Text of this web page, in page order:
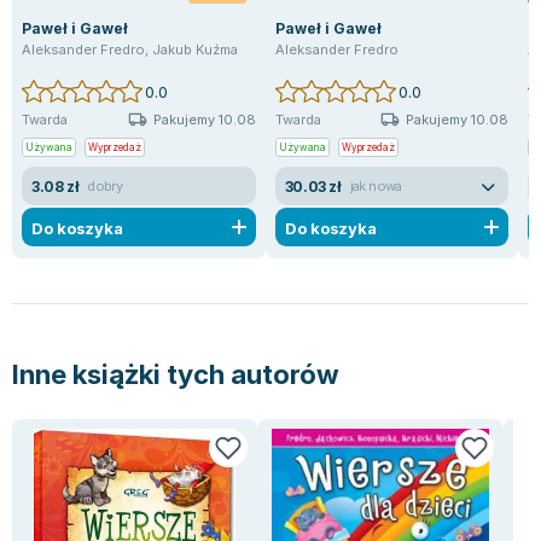
Joseph Murphy
Jan Sztaudynger
Aleksander Puszkin
Oscar Wilde
Małgorzata Ohme
Leszek Czarnecki
Joanna Racewicz
Janina Zającówna
Anna Prus (oprac.)
Nela Mała Reporterka
Agnieszka Maciąg
Barbara Wrzesińska
Terry Pratchett
Virginia Woolf
Paweł i Gaweł
Aleksander Fredro, Jakub Kuźma
0.0
Twarda Pakujemy 10.08
Używana Wyprzedaż
3.08 zł dobry
Do koszyka
Paweł i Gaweł
Aleksander Fredro
0.0
Twarda Pakujemy 10.08
Używana Wyprzedaż
30.03 zł jak nowa
Do koszyka
Inne książki tych autorów